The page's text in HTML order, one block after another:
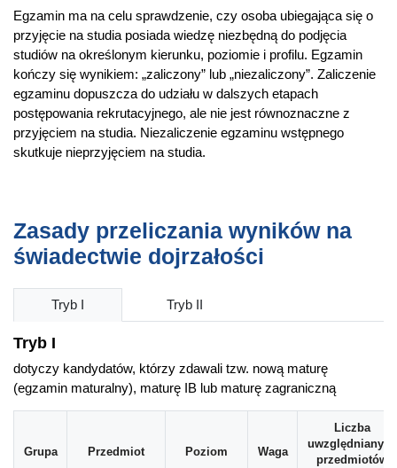
Egzamin ma na celu sprawdzenie, czy osoba ubiegająca się o
przyjęcie na studia posiada wiedzę niezbędną do podjęcia
studiów na określonym kierunku, poziomie i profilu. Egzamin
kończy się wynikiem: „zaliczony” lub „niezaliczony”. Zaliczenie
egzaminu dopuszcza do udziału w dalszych etapach
postępowania rekrutacyjnego, ale nie jest równoznaczne z
przyjęciem na studia. Niezaliczenie egzaminu wstępnego
skutkuje nieprzyjęciem na studia.
Zasady przeliczania wyników na
świadectwie dojrzałości
Tryb I Tryb II
Tryb I
dotyczy kandydatów, którzy zdawali tzw. nową maturę
(egzamin maturalny), maturę IB lub maturę zagraniczną
Grupa Przedmiot Poziom Waga
Liczba
uwzględnianych
przedmiotów